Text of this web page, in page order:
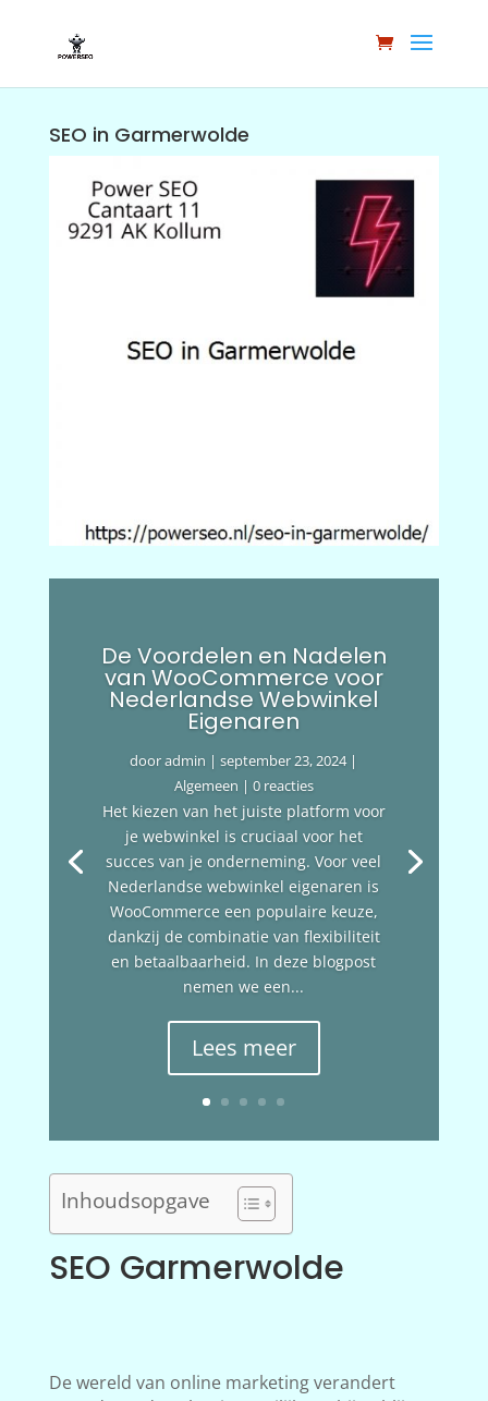
SEO in Garmerwolde
De Voordelen en Nadelen
van WooCommerce voor
Nederlandse Webwinkel
Eigenaren
dooradmin |september 23, 2024|
Algemeen | 0 reacties
Het kiezen van het juiste platform voor
je webwinkel is cruciaal voor het
succes van je onderneming. Voor veel
Nederlandse webwinkel eigenaren is
WooCommerce een populaire keuze,
dankzij de combinatie van flexibiliteit
en betaalbaarheid. In deze blogpost
nemen we een...
Lees meer
Inhoudsopgave
SEO Garmerwolde
De wereld van online marketing verandert